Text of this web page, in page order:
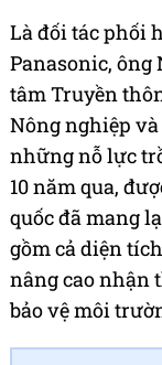
Là đối tác phối
Panasonic, ông
tâm Truyền
Nông nghiệp
những nỗ lực
10 năm qua,
quốc đã mang
gồm cả diện
nâng cao nhận
bảo vệ môi